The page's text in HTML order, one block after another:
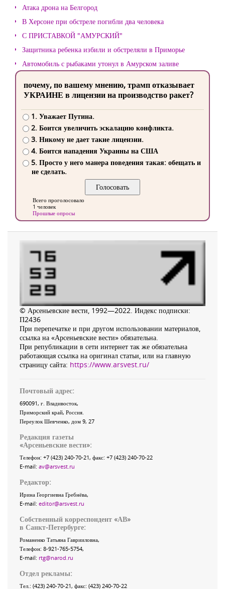
Атака дрона на Белгород
В Херсоне при обстреле погибли два человека
С ПРИСТАВКОЙ "АМУРСКИЙ"
Защитника ребенка избили и обстреляли в Приморье
Автомобиль с рыбаками утонул в Амурском заливе
почему, по вашему мнению, трамп отказывает
УКРАИНЕ в лицензии на производство ракет?
1. Уважает Путина.
2. Боится увеличить эскалацию конфликта.
3. Никому не дает такие лицензии.
4. Боится нападения Украины на США
5. Просто у него манера поведения такая: обещать и
не сделать.
Всего проголосовало
1 человек
Прошлые опросы
© Арсеньевские вести, 1992—2022. Индекс подписки:
П2436
При перепечатке и при другом использовании материалов,
ссылка на «Арсеньевские вести» обязательна.
При републикации в сети интернет так же обязательна
работающая ссылка на оригинал статьи, или на главную
страницу сайта: https://www.arsvest.ru/
Почтовый адрес:
690091, г. Владивосток,
Приморский край, Россия
Переулок Шевченко, дом 9, 27
Редакция газеты
«Арсеньевские вести»:
Телефон: +7 (423) 240-70-21, факс: +7 (423) 240-70-22
E-mail: av@arsvest.ru
Редактор:
Ирина Георгиевна Гребнёва,
E-mail: editor@arsvest.ru
Собственный корреспондент «АВ»
в Санкт-Петербурге:
Романенко Татьяна Гаврииловна,
Телефон: 8-921-765-5754,
E-mail: rtg@narod.ru
Отдел рекламы:
Тел.: (423) 240-70-21, факс: (423) 240-70-22